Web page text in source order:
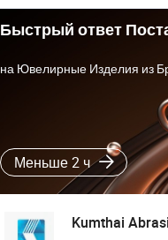
Быстрый ответ
на Ювелирные Изделия из
Меньше 2 ч
Kumthai